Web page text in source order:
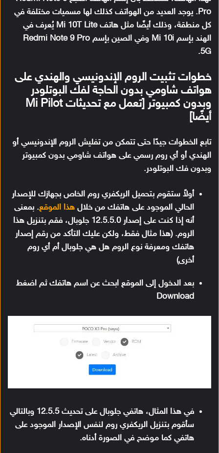
Pro. يوجد العديد من الهواتف كذلك لها مسميات مختلفة في
كل منطقة، وذلك أيضًا مثل هاتف Mi 10T Lite يُعرف في
الهند بإسم Mi 10i وفي الصين بإسم Redmi Note 9 Pro
5G.
خطوات تثبيت الروم الإندونيسي والهندي على
هواتف شاومي بدون الحاجة لفك البوتلودر
وبدون كمبيوتر [تعمل مع تحديثات Mi Pilot
أيضًا]
تابع الخطوات جيدًا حتى تتمكن من تفليش الروم الإندونيسي أو
الهندي أو أي روم رسمي على هواتف شاومي بدون كمبيوتر
وبدون فك البوتلودر.
أولاً ستقوم بتحميل الريكفري روم الخاص بجهازك للإصدار
الحالي الموجود على هاتفك من خلال هذا الموقع. بمعنى
أنه إذا كنت على إصدار 12.5.5.0 جلوبال، فقم بتنزيل هذا
الروم. (هذا مثال فقط، ولكن عليك التأكد من رقم إصدار
هاتفك ومعرفة نوع الروم هل هي جلوبال أم أي روم
أخرى)
بعد الدخول إلى الموقع ابحث عن اسم هاتفك ثم اضغط
Download
في هذا المثال، هاتفي جلوبال على تحديث 12.5.5 وبالتالي
سأقوم بتنزيل الريكفري روم لنفس الإصدار الموجود على
هاتفي كما موضح في الصورة أدناه.